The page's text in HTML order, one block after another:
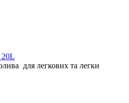
для легкових та легки